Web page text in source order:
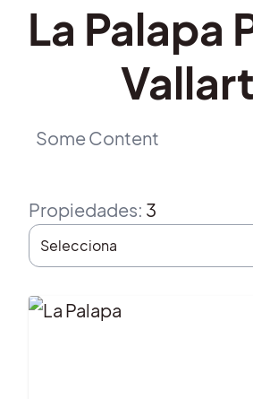
La Palapa
Some Content
Propiedades: 3